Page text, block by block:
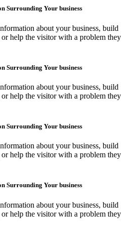
Surrounding Your business
about your business, build
help the visitor with a problem they
Surrounding Your business
about your business, build
help the visitor with a problem they
Surrounding Your business
about your business, build
help the visitor with a problem they
Surrounding Your business
about your business, build
help the visitor with a problem they